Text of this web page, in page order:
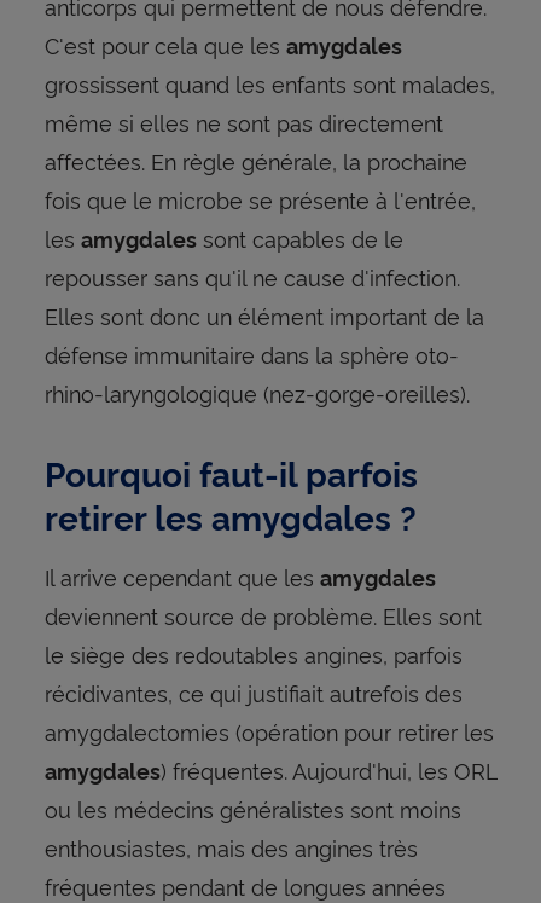
C'est pour cela que les amygdales
grossissent quand les enfants sont malades,
même si elles ne sont pas directement
affectées. En règle générale, la prochaine
fois que le microbe se présente à l'entrée,
les amygdalessont capables de le
repousser sans qu'il ne cause d'infection.
Elles sont donc un élément important de la
défense immunitaire dans la sphère oto-
rhino-laryngologique (nez-gorge-oreilles).
Pourquoi faut-il parfois
retirer les amygdales ?
Il arrive cependant que les amygdales
deviennent source de problème. Elles sont
le siège des redoutables angines, parfois
récidivantes, ce qui justifiait autrefois des
amygdalectomies (opération pour retirer les
amygdales) fréquentes. Aujourd'hui, les ORL
ou les médecins généralistes sont moins
enthousiastes, mais des angines très
fréquentes pendant de longues années